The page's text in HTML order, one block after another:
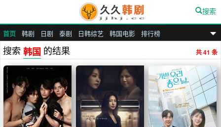
九九汉剧
首页 韩剧 日剧 泰剧 日韩综艺 韩国电影 排行榜
搜索
搜索 韩国 的结果 共 41 条